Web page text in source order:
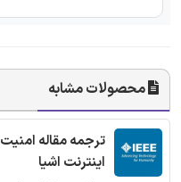
محصولات مشابه
اینترنت اشیا